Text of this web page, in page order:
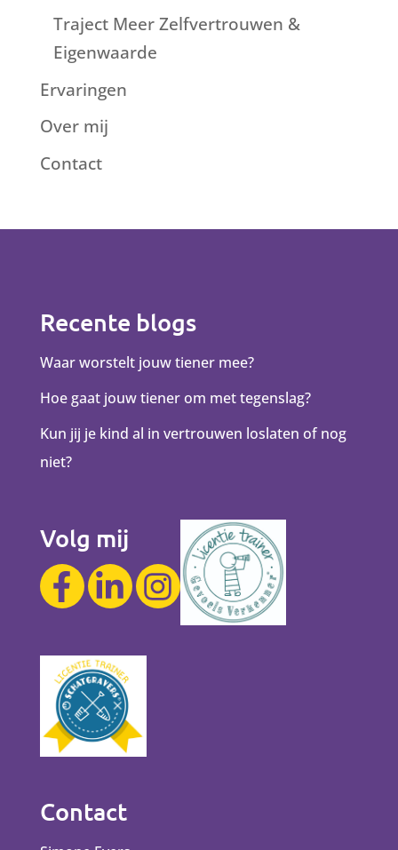
Traject Meer Zelfvertrouwen &
Eigenwaarde
Ervaringen
Over mij
Contact
Recente blogs
Waar worstelt jouw tiener mee?
Hoe gaat jouw tiener om met tegenslag?
Kun jij je kind al in vertrouwen loslaten of nog
niet?
Volg mij
Contact